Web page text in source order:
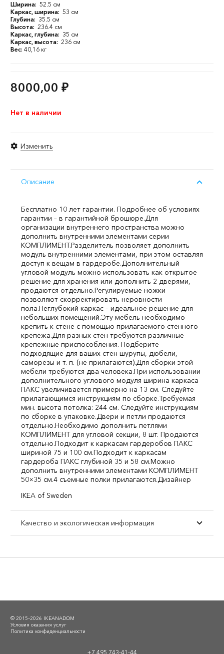
Ширина: 52.5 см
Каркас, ширина: 53 см
Глубина: 35.5 см
Высота: 236.4 см
Каркас, глубина: 35 см
Каркас, высота: 236 см
Вес: 40,16 кг
8000,00 ₽
Нет в наличии
Изменить
Описание
Бесплатно 10 лет гарантии. Подробнее об условиях
гарантии – в гарантийной брошюре.Для
организации внутреннего пространства можно
дополнить внутренними элементами серии
КОМПЛИМЕНТ.Разделитель позволяет дополнить
модуль внутренними элементами, при этом оставляя
доступ к вещам в гардеробе.Дополнительный
угловой модуль можно использовать как открытое
решение для хранения или дополнить 2 дверями,
продаются отдельно.Регулируемые ножки
позволяют скорректировать неровности
пола.Неглубокий каркас – идеальное решение для
небольших помещений.Эту мебель необходимо
крепить к стене с помощью прилагаемого стенного
крепежа.Для разных стен требуются различные
крепежные приспособления. Подберите
подходящие для ваших стен шурупы, дюбели,
саморезы и т. п. (не прилагаются).Для сборки этой
мебели требуются два человека.При использовании
дополнительного углового модуля ширина каркаса
ПАКС увеличивается примерно на 13 см. Следуйте
прилагающимся инструкциям по сборке.Требуемая
мин. высота потолка: 244 см. Следуйте инструкциям
по сборке в упаковке.Двери и петли продаются
отдельно.Необходимо дополнить петлями
КОМПЛИМЕНТ для угловой секции, 8 шт. Продаются
отдельно.Подходит к каркасам гардеробов ПАКС
шириной 75 и 100 см.Подходит к каркасам
гардероба ПАКС глубиной 35 и 58 см.Можно
дополнить внутренними элементами КОМПЛИМЕНТ
50×35 см.4 съемные полки прилагаются.Дизайнер
IKEA of Sweden
Качество и экологическая информация
© 2015–2026 IKEANADOM
Условия оказания услуг
Политика конфиденциальности
+7 495 743-41-44